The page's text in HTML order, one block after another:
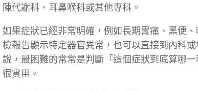
陳代謝科、耳鼻喉科或其他專科。
如果症狀已經非常明確，例如長期胃痛、黑便
檢報告顯示特定器官異常，也可以直接到內科
說，最困難的常常是判斷「這個症狀到底算哪
很實用。